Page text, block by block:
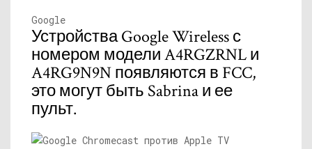
Google
Устройства Google Wireless с
номером модели A4RGZRNL и
A4RG9N9N появляются в FCC,
это могут быть Sabrina и ее
пульт.